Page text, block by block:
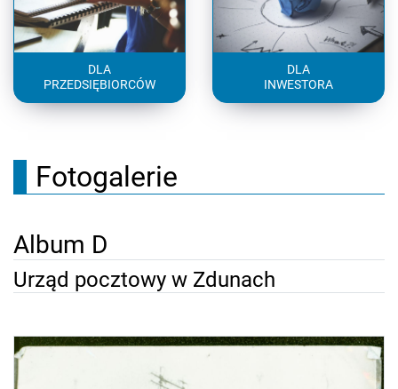
DLA
PRZEDSIĘBIORCÓW
DLA
INWESTORA
Fotogalerie
Album D
Urząd pocztowy w Zdunach